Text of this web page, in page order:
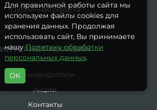
Публичная оферта
ИНТЕРНЕТ-МАГАЗИН
Производители
Акции
Контакты
Для правильной работы сайта мы
используем файлы cookies для
хранения данных. Продолжая
использовать сайт, Вы принимаете
нашуПолитику обработки
персональных данных.
OK